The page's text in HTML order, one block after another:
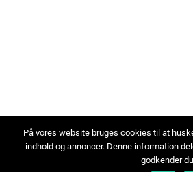
På vores website bruges cookies til at
indhold og annoncer. Denne information
godkender